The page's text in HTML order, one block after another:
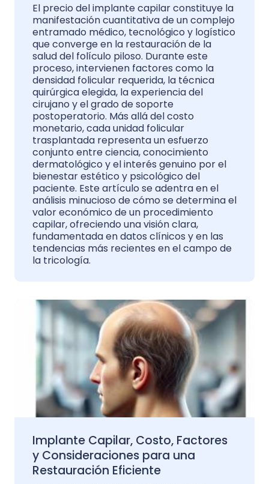
El precio del implante capilar constituye la
manifestación cuantitativa de un complejo
entramado médico, tecnológico y logístico
que converge en la restauración de la
salud del folículo piloso. Durante este
proceso, intervienen factores como la
densidad folicular requerida, la técnica
quirúrgica elegida, la experiencia del
cirujano y el grado de soporte
postoperatorio. Más allá del costo
monetario, cada unidad folicular
trasplantada representa un esfuerzo
conjunto entre ciencia, conocimiento
dermatológico y el interés genuino por el
bienestar estético y psicológico del
paciente. Este artículo se adentra en el
análisis minucioso de cómo se determina el
valor económico de un procedimiento
capilar, ofreciendo una visión clara,
fundamentada en datos clínicos y en las
tendencias más recientes en el campo de
la tricología.
Implante Capilar, Costo, Factores
y Consideraciones para una
Restauración Eficiente